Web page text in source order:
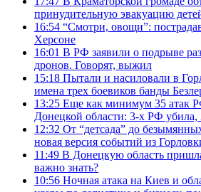
принудительную эвакуацию
16:54 “Смотри, овощи”:
Херсоне
16:01 В РФ заявили о подрыве
дронов. Говорят, выжил
15:18 Пытали и насиловали в
имена трех боевиков банды
13:25 Еще как минимум 35 атак
Донецкой области: 3-х РФ убила,
12:32 От “детсада” до
новая версия событий из
11:49 В Донецкую область
важно знать?
10:56 Ночная атака на Киев и